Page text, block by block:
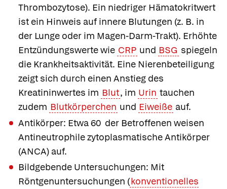
Thrombozytose). Ein niedriger Hämatokritwert
ist ein Hinweis auf innere Blutungen (z. B. in
der Lunge oder im Magen-Darm-Trakt). Erhöhte
Entzündungswerte wie CRP und BSG spiegeln
die Krankheitsaktivität. Eine Nierenbeteiligung
zeigt sich durch einen Anstieg des
Kreatininwertes im Blut, im Urin tauchen
zudem Blutkörperchen und Eiweiße auf.
Antikörper: Etwa 60 der Betroffenen weisen
Antineutrophile zytoplasmatische Antikörper
(ANCA) auf.
Bildgebende Untersuchungen: Mit
Röntgenuntersuchungen (konventionelles